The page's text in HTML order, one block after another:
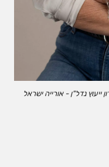
ייעוץ נדל"ן - אורייה ישראל